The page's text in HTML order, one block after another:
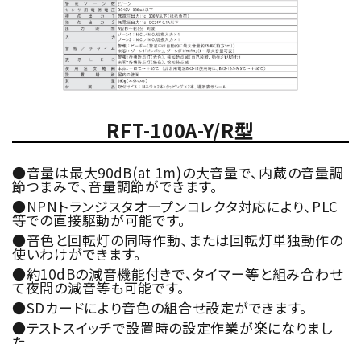
RFT-100A-Y/R型
●音量は最大90dB(at 1m)の大音量で、内蔵の音量調
節つまみで、音量調節ができます。
●NPNトランジスタオープンコレクタ対応により、PLC
等での直接駆動が可能です。
●音色と回転灯の同時作動、または回転灯単独動作の
使いわけができます。
●約10dBの減音機能付きで、タイマー等と組み合わせ
て夜間の減音等も可能です。
●SDカードにより音色の組合せ設定ができます。
●テストスイッチで設置時の設定作業が楽になりまし